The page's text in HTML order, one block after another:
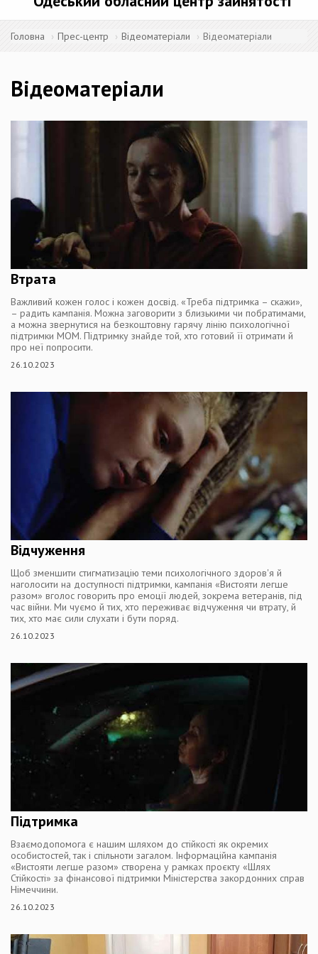
Головна Прес-центр Відеоматеріали Відеоматеріали
Відеоматеріали
Втрата
Важливий кожен голос і кожен досвід. «Треба підтримка – скажи»,
– радить кампанія. Можна заговорити з близькими чи побратимами,
а можна звернутися на безкоштовну гарячу лінію психологічної
підтримки МОМ. Підтримку знайде той, хто готовий її отримати й
про неї попросити.
26.10.2023
Відчуження
Щоб зменшити стигматизацію теми психологічного здоров'я й
наголосити на доступності підтримки, кампанія «Вистояти легше
разом» вголос говорить про емоції людей, зокрема ветеранів, під
час війни. Ми чуємо й тих, хто переживає відчуження чи втрату, й
тих, хто має сили слухати і бути поряд.
26.10.2023
Підтримка
Взаємодопомога є нашим шляхом до стійкості як окремих
особистостей, так і спільноти загалом. Інформаційна кампанія
«Вистояти легше разом» створена у рамках проєкту «Шлях
Стійкості» за фінансової підтримки Міністерства закордонних справ
Німеччини.
26.10.2023